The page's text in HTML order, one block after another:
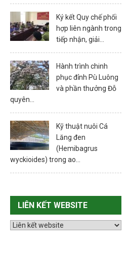
Ký kết Quy chế phối
hợp liên ngành trong
tiếp nhận, giải...
Hành trình chinh
phục đỉnh Pù Luông
và phần thưởng Đỗ
quyên...
Kỹ thuật nuôi Cá
Lăng đen
(Hemibagrus
wyckioides) trong ao...
LIÊN KẾT WEBSITE